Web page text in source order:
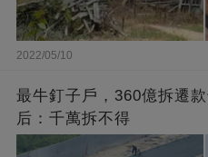
2022/05/10
最牛釘子戶，360億拆遷
后：千萬拆不得